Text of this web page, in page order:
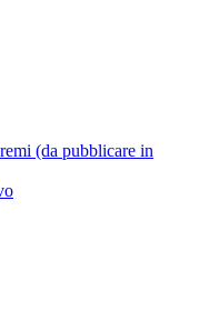
(da pubblicare in